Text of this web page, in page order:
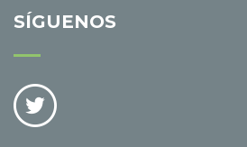
SÍGUENOS